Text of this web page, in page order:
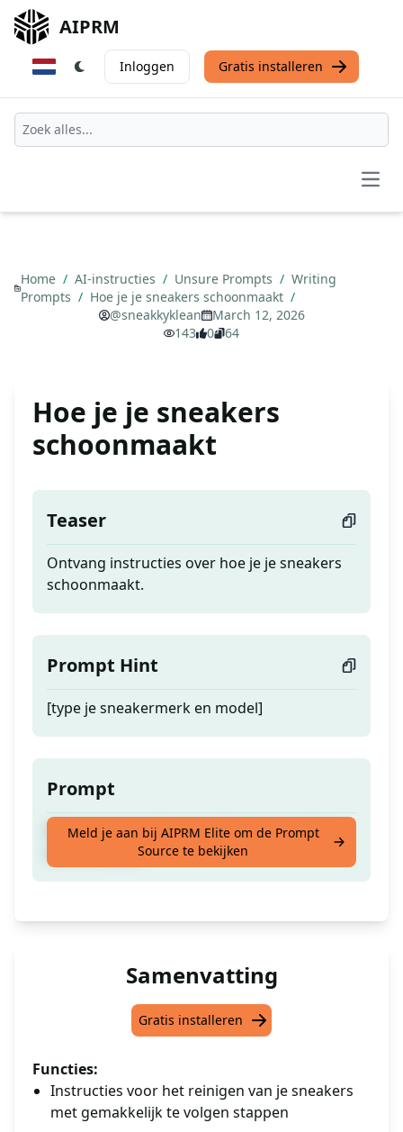
AIPRM
Inloggen Gratis installeren
Home / AI-instructies / Unsure Prompts / Writing
Prompts / Hoe je je sneakers schoonmaakt /
@sneakkyklean
March 12, 2026
143
0 64
Hoe je je sneakers
schoonmaakt
Teaser
Ontvang instructies over hoe je je sneakers
schoonmaakt.
Prompt Hint
[type je sneakermerk en model]
Prompt
Ontvang instructies over hoe je je sneakers
schoonmaakt.
Meld je aan bij AIPRM Elite om de Prompt
Source te bekijken
Samenvatting
Gratis installeren
Functies:
Instructies voor het reinigen van je sneakers
met gemakkelijk te volgen stappen